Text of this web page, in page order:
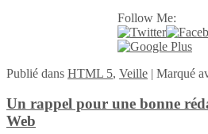
Follow Me:
Publié dans HTML 5, Veille | Marqué
Un rappel pour une bonne
Web